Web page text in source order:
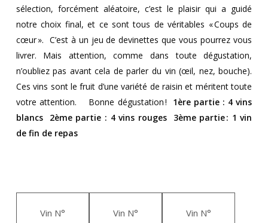
sélection, forcément aléatoire, c’est le plaisir qui a guidé
notre choix final, et ce sont tous de véritables « Coups de
cœur ». C’est à un jeu de devinettes que vous pourrez vous
livrer. Mais attention, comme dans toute dégustation,
n’oubliez pas avant cela de parler du vin (œil, nez, bouche).
Ces vins sont le fruit d’une variété de raisin et méritent toute
votre attention.
Bonne dégustation ! 1èrepartie: 4 vins
blancs
2èmepartie : 4 vins rouges 3èmepartie: 1 vin
de fin de repas
Vin N° Vin N° Vin N°